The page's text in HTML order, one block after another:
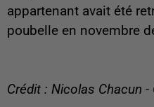
appartenant avait été
poubelle en novembre
Crédit : Nicolas Chacun -